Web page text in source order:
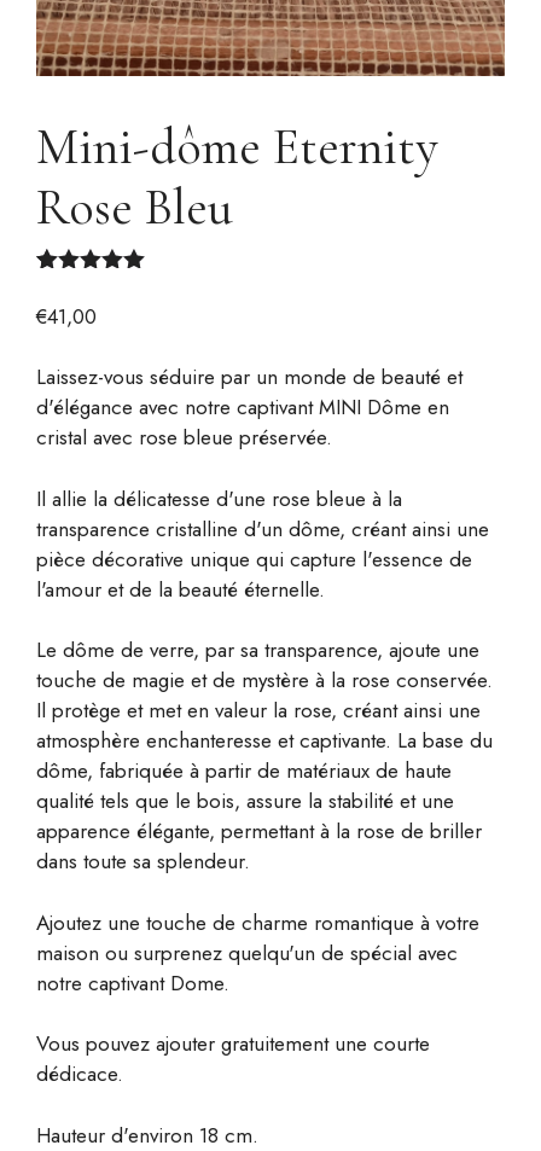
Mini-dôme Eternity
Rose Bleu
sur 5
basé sur
client
€41,00
Laissez-vous séduire par un monde de beauté et
d'élégance avec notre captivant MINI Dôme en
cristal avec rose bleue préservée.
Il allie la délicatesse d'une rose bleue à la
transparence cristalline d'un dôme, créant ainsi une
pièce décorative unique qui capture l'essence de
l'amour et de la beauté éternelle.
Le dôme de verre, par sa transparence, ajoute une
touche de magie et de mystère à la rose conservée.
Il protège et met en valeur la rose, créant ainsi une
atmosphère enchanteresse et captivante. La base du
dôme, fabriquée à partir de matériaux de haute
qualité tels que le bois, assure la stabilité et une
apparence élégante, permettant à la rose de briller
dans toute sa splendeur.
Ajoutez une touche de charme romantique à votre
maison ou surprenez quelqu'un de spécial avec
notre captivant Dome.
Vous pouvez ajouter gratuitement une courte
dédicace.
Hauteur d'environ 18 cm.